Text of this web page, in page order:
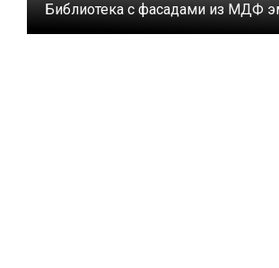
Библиотека с фасадами из МДФ